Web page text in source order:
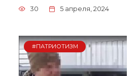
30 5 апреля, 2024
#ПАТРИОТИЗМ